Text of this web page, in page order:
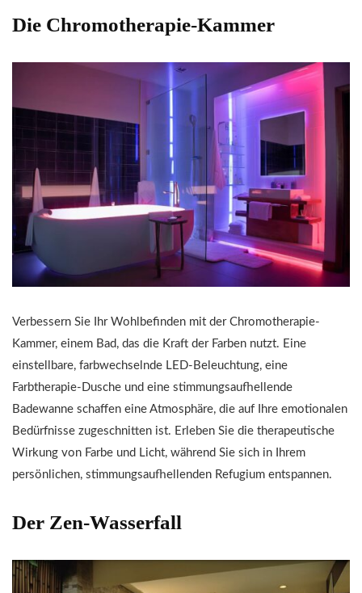
Die Chromotherapie-Kammer
Verbessern Sie Ihr Wohlbefinden mit der Chromotherapie-
Kammer, einem Bad, das die Kraft der Farben nutzt. Eine
einstellbare, farbwechselnde LED-Beleuchtung, eine
Farbtherapie-Dusche und eine stimmungsaufhellende
Badewanne schaffen eine Atmosphäre, die auf Ihre emotionalen
Bedürfnisse zugeschnitten ist. Erleben Sie die therapeutische
Wirkung von Farbe und Licht, während Sie sich in Ihrem
persönlichen, stimmungsaufhellenden Refugium entspannen.
Der Zen-Wasserfall